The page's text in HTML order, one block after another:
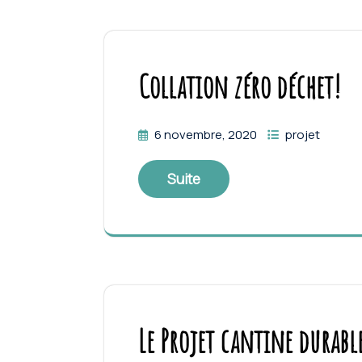
Collation zéro déchet!
6 novembre, 2020 projet
Suite
Le Projet cantine